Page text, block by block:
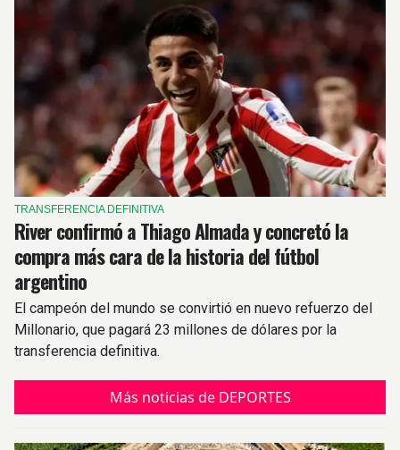
TRANSFERENCIA DEFINITIVA
River confirmó a Thiago Almada y concretó la
compra más cara de la historia del fútbol
argentino
El campeón del mundo se convirtió en nuevo refuerzo del
Millonario, que pagará 23 millones de dólares por la
transferencia definitiva.
Más noticias de DEPORTES